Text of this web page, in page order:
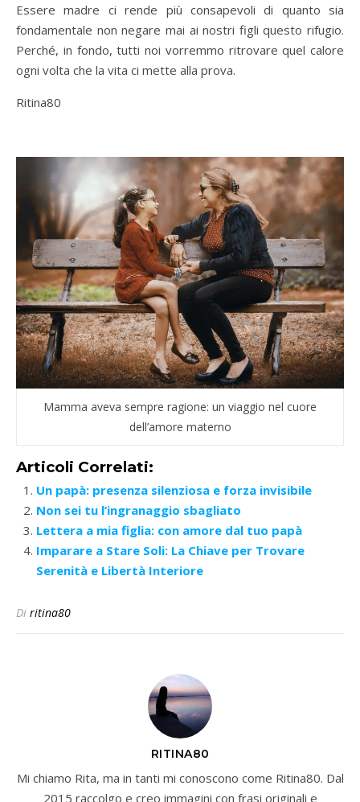
Essere madre ci rende più consapevoli di quanto sia
fondamentale non negare mai ai nostri figli questo rifugio.
Perché, in fondo, tutti noi vorremmo ritrovare quel calore
ogni volta che la vita ci mette alla prova.
Ritina80
Mamma aveva sempre ragione: un viaggio nel cuore
dell’amore materno
Articoli Correlati:
Un papà: presenza silenziosa e forza invisibile
Non sei tu l’ingranaggio sbagliato
Lettera a mia figlia: con amore dal tuo papà
Imparare a Stare Soli: La Chiave per Trovare
Serenità e Libertà Interiore
Di ritina80
RITINA80
Mi chiamo Rita, ma in tanti mi conoscono come Ritina80. Dal
2015 raccolgo e creo immagini con frasi originali e